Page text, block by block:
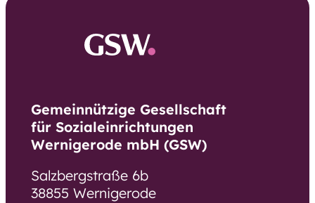
Gemeinnützige Gesellschaft
für Sozialeinrichtungen
Wernigerode mbH (GSW)
Salzbergstraße 6b
38855 Wernigerode